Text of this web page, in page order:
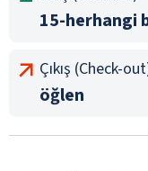
15-herhangi
Çıkış (Check-
öğlen